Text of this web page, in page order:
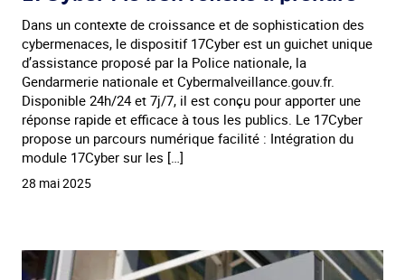
Dans un contexte de croissance et de sophistication des
cybermenaces, le dispositif 17Cyber est un guichet unique
d’assistance proposé par la Police nationale, la
Gendarmerie nationale et Cybermalveillance.gouv.fr.
Disponible 24h/24 et 7j/7, il est conçu pour apporter une
réponse rapide et efficace à tous les publics. Le 17Cyber
propose un parcours numérique facilité : Intégration du
module 17Cyber sur les […]
28 mai 2025